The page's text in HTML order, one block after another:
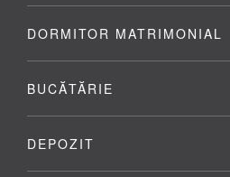
DORMITOR MATRIMONIAL
BUCĂTĂRIE
DEPOZIT